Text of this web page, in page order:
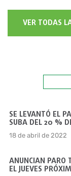
VER TODAS
SE LEVANTÓ EL
SUBA DEL 20 %
18 de abril de 2022
ANUNCIAN PARO
EL JUEVES